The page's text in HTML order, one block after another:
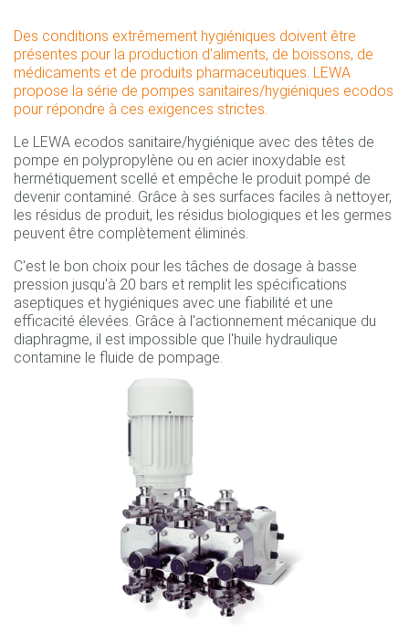
Des conditions extrêmement hygiéniques doivent être
présentes pour la production d'aliments, de boissons, de
médicaments et de produits pharmaceutiques. LEWA
propose la série de pompes sanitaires/hygiéniques ecodos
pour répondre à ces exigences strictes.
Le LEWA ecodos sanitaire/hygiénique avec des têtes de
pompe en polypropylène ou en acier inoxydable est
hermétiquement scellé et empêche le produit pompé de
devenir contaminé. Grâce à ses surfaces faciles à nettoyer,
les résidus de produit, les résidus biologiques et les germes
peuvent être complètement éliminés.
C'est le bon choix pour les tâches de dosage à basse
pression jusqu'à 20 bars et remplit les spécifications
aseptiques et hygiéniques avec une fiabilité et une
efficacité élevées. Grâce à l'actionnement mécanique du
diaphragme, il est impossible que l'huile hydraulique
contamine le fluide de pompage.